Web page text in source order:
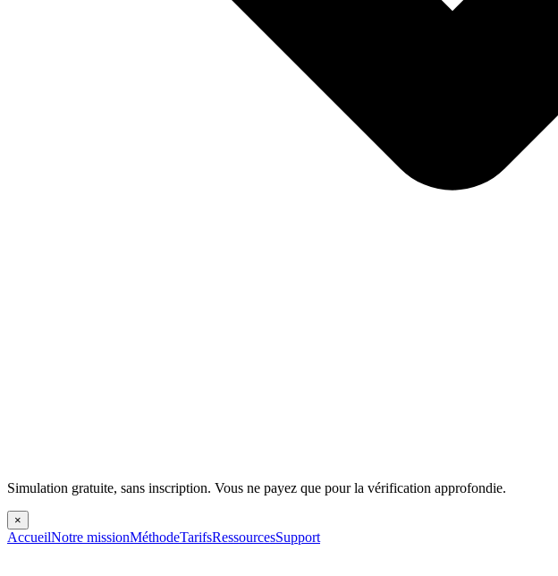
Simulation gratuite, sans inscription. Vous ne payez que pour la vérification approfondie.
×
AccueilNotre missionMéthodeTarifsRessourcesSupport